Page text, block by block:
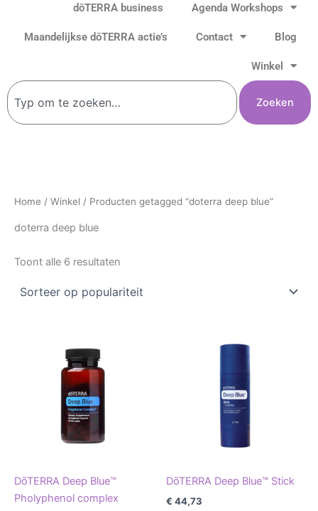
dōTERRA business Agenda Workshops
Maandelijkse dōTERRA actie’s Contact Blog
Winkel
Zoeken
Zoeken
Home / Winkel / Producten getagged “doterra deep blue”
doterra deep blue
Toont alle 6 resultaten
DōTERRA Deep Blue™
Pholyphenol complex
DōTERRA Deep Blue™ Stick
€ 44,73